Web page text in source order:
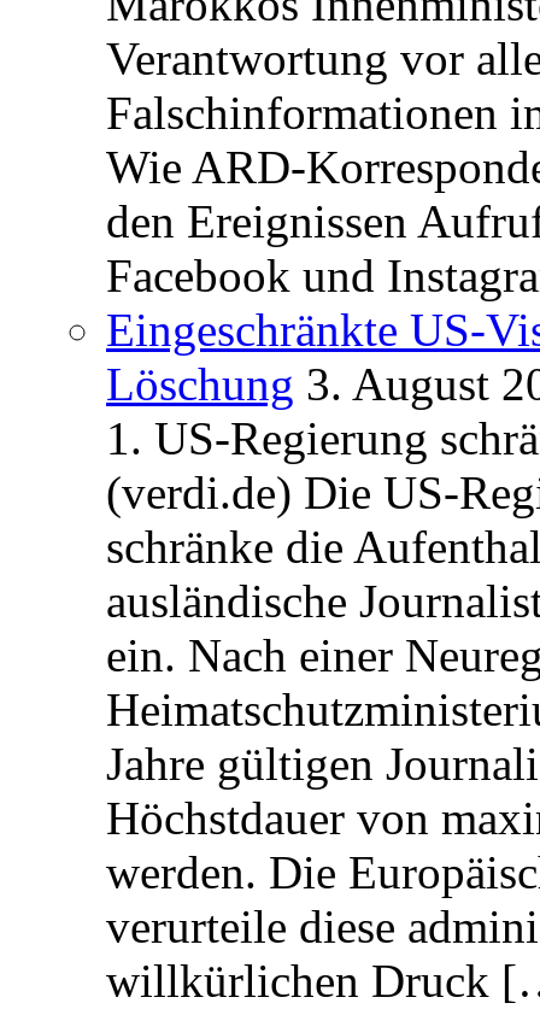
Verantwortung vor
Falschinformationen
Wie ARD-
den Ereignissen
Facebook und
Eingeschränkte US-
Löschung 3. August
1. US-Regierung
(verdi.de) Die US-
schränke die
ausländische
ein. Nach einer
Jahre gültigen
Höchstdauer von
werden. Die
verurteile diese
willkürlichen Druck